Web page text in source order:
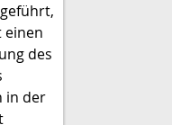
einen
des
in der